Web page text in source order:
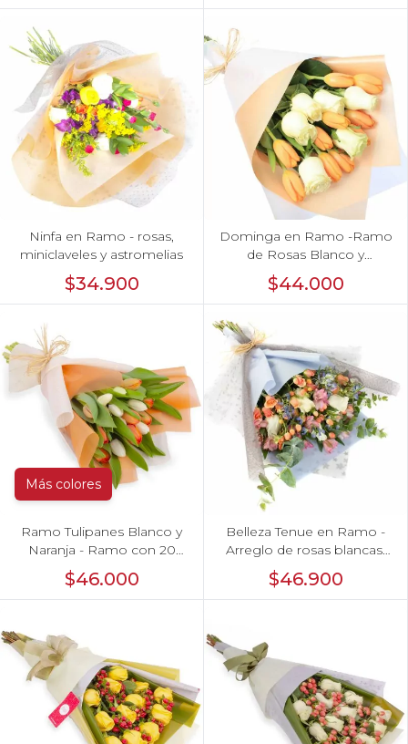
Ninfa en Ramo - rosas,
miniclaveles y astromelias
$34.900
Dominga en Ramo -Ramo
de Rosas Blanco y
Tulipanes naranjo
$44.000
Más colores
Ramo Tulipanes Blanco y
Naranja - Ramo con 20
$46.000
Belleza Tenue en Ramo -
Arreglo de rosas blancas,
delfinium azul, astromelias
y eucaliptus
$46.900